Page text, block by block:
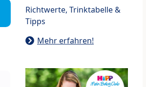
Richtwerte, Trinktabelle &
Tipps
Mehr erfahren!